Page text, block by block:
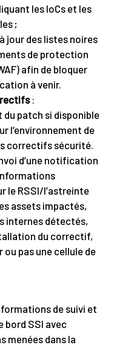
les IoCs et les
;
jour des listes noires
de protection
afin de bloquer
à venir.
:
patch si disponible
l’environnement de
correctifs sécurité.
d’une notification
le RSSI/l’astreinte
assets impactés,
internes détectés,
du correctif,
ou pas une cellule de
de suivi et
bord SSI avec
menées dans la